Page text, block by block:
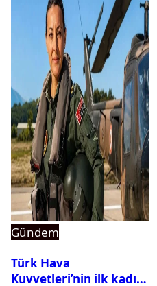
Gündem
Türk Hava
Kuvvetleri’nin ilk kadın